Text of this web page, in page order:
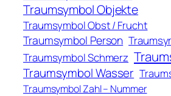
Traumsymbol Objekte
Traumsymbol Obst / Frucht
Traumsymbol Person
Traumsymbol Schmerz
Traumsymbol Wasser
Traumsymbol Zahl – Nummer